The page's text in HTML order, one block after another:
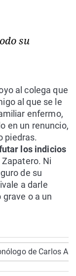
su
al colega que
al que se le
enfermo,
en un renuncio,
piedras.
los indicios
Ni
de su
a darle
o a un
de Carlos